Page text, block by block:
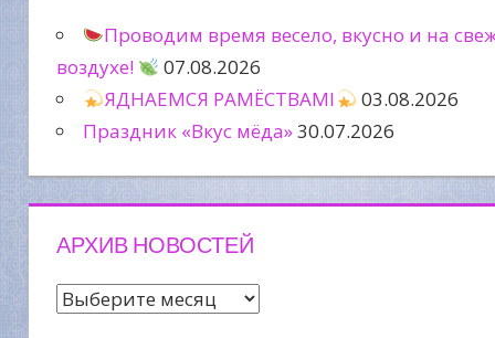
Проводим время весело, вкусно и на
воздухе!
07.08.2026
ЯДНАЕМСЯ РАМЁСТВАМІ
03.08.2026
Праздник «Вкус мёда»30.07.2026
АРХИВ НОВОСТЕЙ
Архив